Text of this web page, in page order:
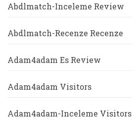
Abdlmatch-Inceleme Review
Abdlmatch-Recenze Recenze
Adam4adam Es Review
Adam4adam Visitors
Adam4adam-Inceleme Visitors